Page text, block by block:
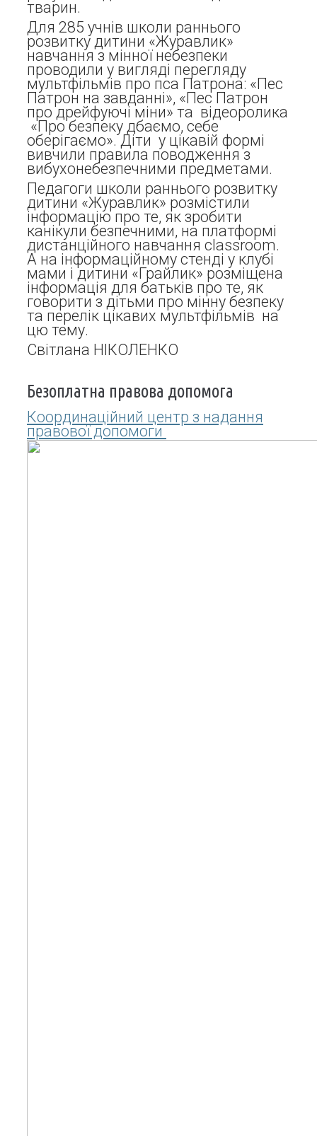
тварин.
Для 285 учнів школи раннього
розвитку дитини «Журавлик»
навчання з мінної небезпеки
проводили у вигляді перегляду
мультфільмів про пса Патрона: «Пес
Патрон на завданні», «Пес Патрон
про дрейфуючі міни» та відеоролика
«Про безпеку дбаємо, себе
оберігаємо». Діти у цікавій формі
вивчили правила поводження з
вибухонебезпечними предметами.
Педагоги школи раннього розвитку
дитини «Журавлик» розмістили
інформацію про те, як зробити
канікули безпечними, на платформі
дистанційного навчання classroom.
А на інформаційному стенді у клубі
мами і дитини «Грайлик» розміщена
інформація для батьків про те, як
говорити з дітьми про мінну безпеку
та перелік цікавих мультфільмів на
цю тему.
Світлана НІКОЛЕНКО
Безоплатна правова допомога
Координаційний центр з надання
правової допомоги